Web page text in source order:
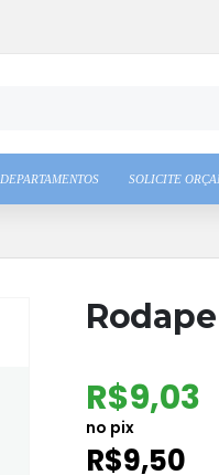
DEPARTAMENTOS SOLICITE
R$9,03
no pix
R$9,50